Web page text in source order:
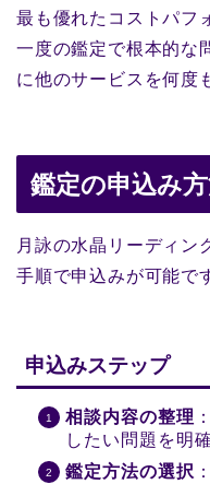
最も優れたコストパフ
一度の鑑定で根本的な
に他のサービスを何度
鑑定の申込み
月詠の水晶リーディン
手順で申込みが可能で
申込みステップ
相談内容の整理
したい問題を明
鑑定方法の選択